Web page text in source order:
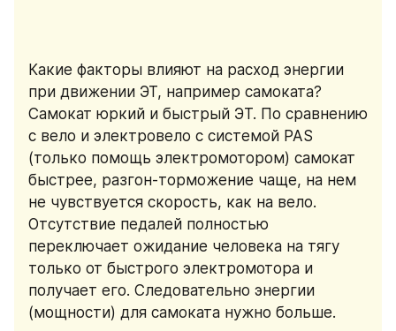
Какие факторы влияют на расход энергии
при движении ЭТ, например самоката?
Самокат юркий и быстрый ЭT. По сравнению
с вело и электровело с системой PAS
(только помощь электромотором) самокат
быстрее, разгон-торможение чаще, на нем
не чувствуется скорость, как на вело.
Отсутствие педалей полностью
переключает ожидание человека на тягу
только от быстрого электромотора и
получает его. Следовательно энергии
(мощности) для самоката нужно больше.